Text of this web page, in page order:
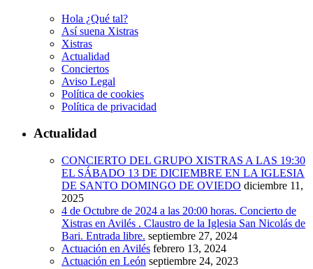
Hola ¿Qué tal?
Así suena Xistras
Xistras
Actualidad
Conciertos
Aviso Legal
Política de cookies
Política de privacidad
Actualidad
CONCIERTO DEL GRUPO XISTRAS A LAS 19:30
EL SÁBADO 13 DE DICIEMBRE EN LA IGLESIA
DE SANTO DOMINGO DE OVIEDO diciembre 11,
2025
4 de Octubre de 2024 a las 20:00 horas. Concierto de
Xistras en Avilés . Claustro de la Iglesia San Nicolás de
Bari. Entrada libre. septiembre 27, 2024
Actuación en Avilés febrero 13, 2024
Actuación en León septiembre 24, 2023